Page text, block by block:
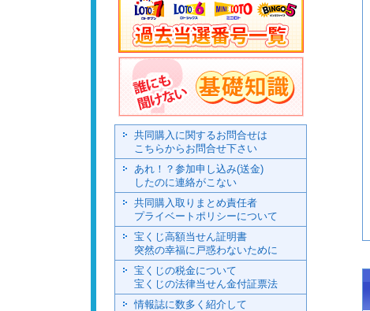
共同購入に関するお問合せは
こちらからお問合せ下さい
あれ！？参加申し込み(送金)
したのに連絡がこない
共同購入取りまとめ責任者
プライベートポリシーについて
宝くじ高額当せん証明書
突然の幸福に戸惑わないために
宝くじの税金について
宝くじの法律当せん金付証票法
情報誌に数多く紹介して